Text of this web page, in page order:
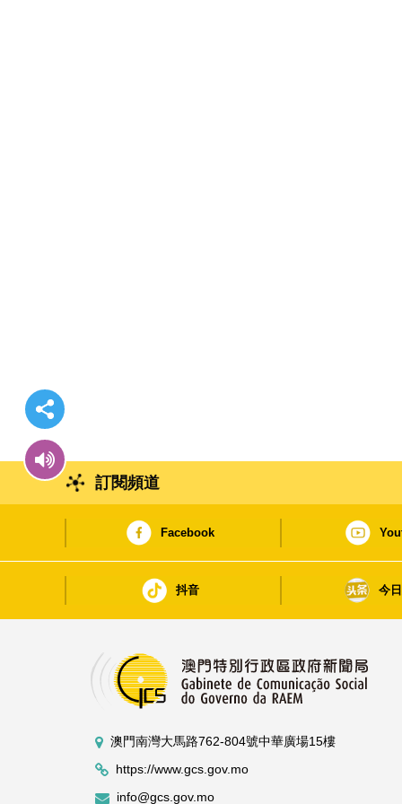
訂閱頻道
Facebook
抖音 今
澳門南灣大馬路762-804號中華廣場15樓
https://www.gcs.gov.mo
info@gcs.gov.mo